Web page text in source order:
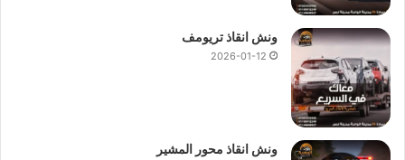
ونش انقاذ تريومف
2026-01-12
ونش انقاذ محور المشير